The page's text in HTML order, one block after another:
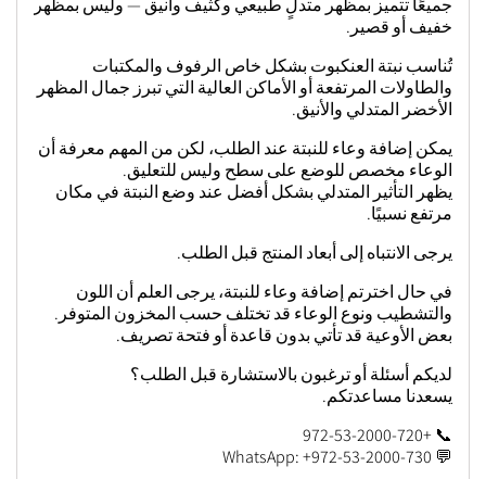
جميعًا تتميز بمظهر متدلٍ طبيعي وكثيف وأنيق — وليس بمظهر
خفيف أو قصير.
تُناسب نبتة العنكبوت بشكل خاص الرفوف والمكتبات
والطاولات المرتفعة أو الأماكن العالية التي تبرز جمال المظهر
الأخضر المتدلي والأنيق.
يمكن إضافة وعاء للنبتة عند الطلب، لكن من المهم معرفة أن
الوعاء مخصص للوضع على سطح وليس للتعليق.
يظهر التأثير المتدلي بشكل أفضل عند وضع النبتة في مكان
مرتفع نسبيًا.
يرجى الانتباه إلى أبعاد المنتج قبل الطلب.
في حال اخترتم إضافة وعاء للنبتة، يرجى العلم أن اللون
والتشطيب ونوع الوعاء قد تختلف حسب المخزون المتوفر.
بعض الأوعية قد تأتي بدون قاعدة أو فتحة تصريف.
لديكم أسئلة أو ترغبون بالاستشارة قبل الطلب؟
يسعدنا مساعدتكم.
📞 +972-53-2000-720
💬 WhatsApp: +972-53-2000-730